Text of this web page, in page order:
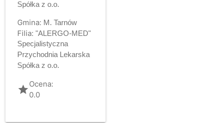
Spółka z o.o.
Gmina: M. Tarnów
Filia: "ALERGO-MED"
Specjalistyczna
Przychodnia Lekarska
Spółka z o.o.
gradeOcena:
0.0